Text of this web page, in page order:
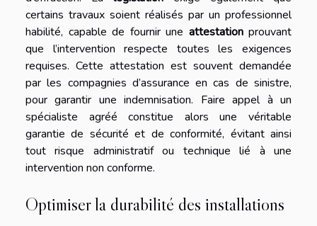
certains travaux soient réalisés par un professionnel
habilité, capable de fournir une attestationprouvant
que l’intervention respecte toutes les exigences
requises. Cette attestation est souvent demandée
par les compagnies d’assurance en cas de sinistre,
pour garantir une indemnisation. Faire appel à un
spécialiste agréé constitue alors une véritable
garantie de sécurité et de conformité, évitant ainsi
tout risque administratif ou technique lié à une
intervention non conforme.
Optimiser la durabilité des installations